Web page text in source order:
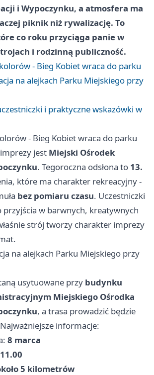
i Wypoczynku, a atmosfera ma
piknik niż rywalizację. To
co roku przyciąga panie w
i rodzinną publiczność.
- Bieg Kobiet wraca do parku
na alejkach Parku Miejskiego przy
i praktyczne wskazówki w
- Bieg Kobiet wraca do parku
jest Miejski Ośrodek
. Tegoroczna odsłona to 13.
które ma charakter rekreacyjny -
bez pomiaru czasu. Uczestniczki
przyjścia w barwnych, kreatywnych
strój tworzy charakter imprezy
na alejkach Parku Miejskiego przy
usytuowane przy budynku
Miejskiego Ośrodka
, a trasa prowadzić będzie
informacje:
8 marca
11.00
5 kilometrów